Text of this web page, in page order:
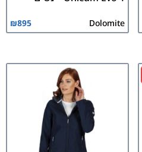
Dolomite
₪895